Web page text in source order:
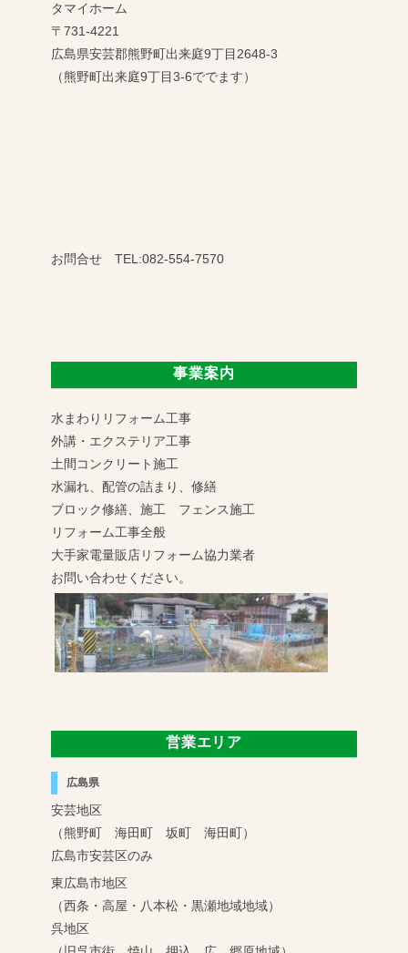
タマイホーム
〒731-4221
広島県安芸郡熊野町出来庭9丁目2648-3
（熊野町出来庭9丁目3-6ででます）
お問合せ TEL:082-554-7570
事業案内
水まわりリフォーム工事
外講・エクステリア工事
土間コンクリート施工
水漏れ、配管の詰まり、修繕
ブロック修繕、施工 フェンス施工
リフォーム工事全般
大手家電量販店リフォーム協力業者
お問い合わせください。
営業エリア
広島県
安芸地区
（熊野町 海田町 坂町 海田町）
広島市安芸区のみ
東広島市地区
（西条・高屋・八本松・黒瀬地域地域）
呉地区